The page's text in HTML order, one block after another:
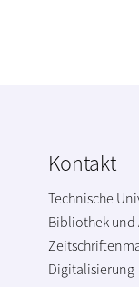
Kontakt
Technische
Bibliothek und
Digitalisierung